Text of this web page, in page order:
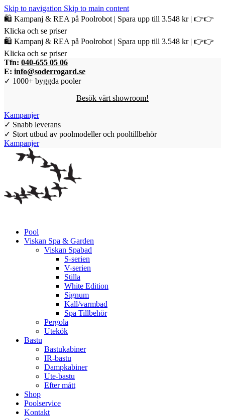
Skip to navigation Skip to main content
🛍️ Kampanj & REA på Poolrobot | Spara upp till 3.548 kr | 👉👉
Klicka och se priser
🛍️ Kampanj & REA på Poolrobot | Spara upp till 3.548 kr | 👉👉
Klicka och se priser
Tfn: 040-655 05 06
E: info@soderrogard.se
✓ 1000+ byggda pooler
Besök vårt showroom!
Kampanjer
✓ Snabb leverans
✓ Stort utbud av poolmodeller och pooltillbehör
Kampanjer
Pool
Viskan Spa & Garden
Viskan Spabad
S-serien
V-serien
Stilla
White Edition
Signum
Kall/varmbad
Spa Tillbehör
Pergola
Utekök
Bastu
Bastukabiner
IR-bastu
Dampkabiner
Ute-bastu
Efter mått
Shop
Poolservice
Kontakt